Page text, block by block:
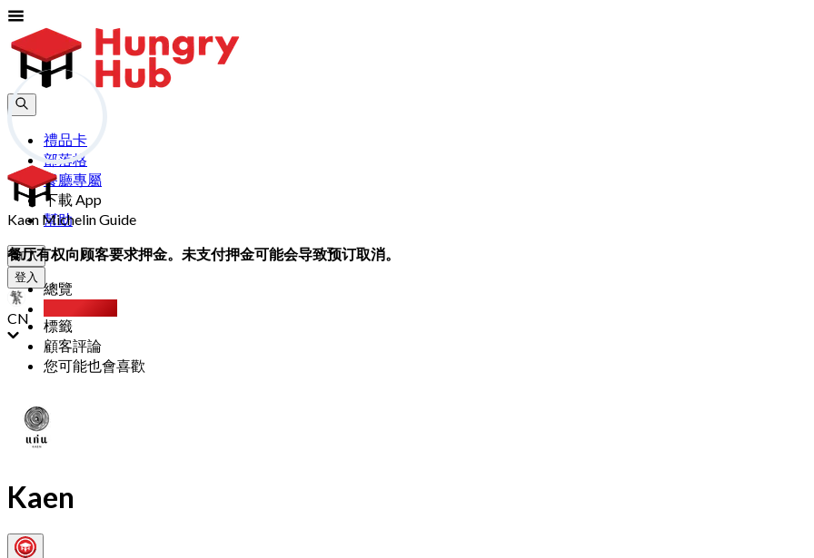
禮品卡
部落格
餐廳專屬
下載 App
幫助
加入
登入
CN
Kaen Michelin Guide
餐厅有权向顾客要求押金。未支付押金可能会导致预订取消。
總覽
標籤
顧客評論
您可能也會喜歡
Kaen